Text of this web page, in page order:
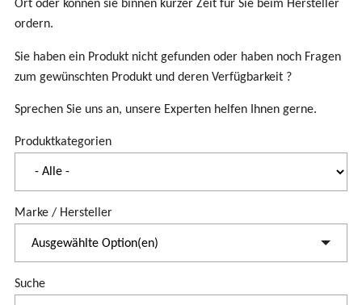
Ort oder können sie binnen kurzer Zeit für Sie beim Hersteller
ordern.
Sie haben ein Produkt nicht gefunden oder haben noch Fragen
zum gewünschten Produkt und deren Verfügbarkeit ?
Sprechen Sie uns an, unsere Experten helfen Ihnen gerne.
Produktkategorien
Marke / Hersteller
Ausgewählte Option(en)
Suche